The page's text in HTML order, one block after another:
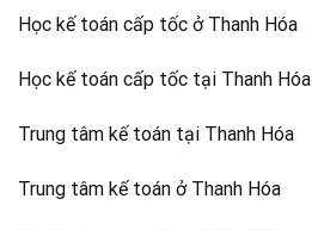
Học kế toán cấp tốc ở Thanh Hóa
Học kế toán cấp tốc tại Thanh Hóa
Trung tâm kế toán tại Thanh Hóa
Trung tâm kế toán ở Thanh Hóa